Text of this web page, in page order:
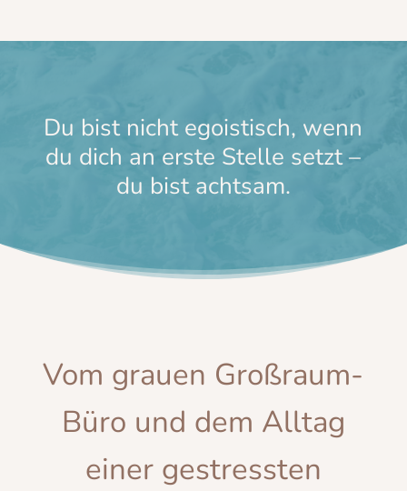
Du bist nicht egoistisch, wenn
du dich an erste Stelle setzt –
du bist achtsam.
Vom grauen Großraum-
Büro und dem Alltag
einer gestressten